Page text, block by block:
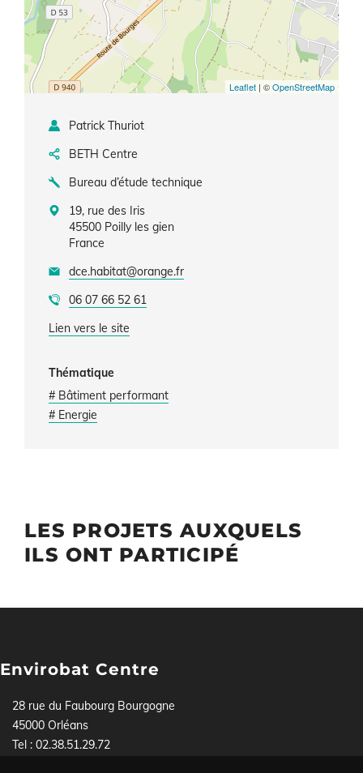
Leaflet | ©OpenStreetMap
Patrick Thuriot
BETH Centre
Bureau d’étude technique
19, rue des Iris
45500 Poilly les gien
France
dce.habitat@orange.fr
06 07 66 52 61
Lien vers le site
Thématique
# Bâtiment performant
# Energie
LES PROJETS AUXQUELS
ILS ONT PARTICIPÉ
Envirobat Centre
28 rue du Faubourg Bourgogne
45000 Orléans
Tel : 02.38.51.29.72